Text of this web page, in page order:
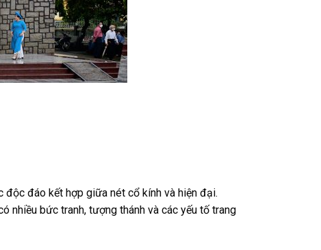
độc đáo kết hợp giữa nét cổ kính và hiện đại.
nhiều bức tranh, tượng thánh và các yếu tố trang